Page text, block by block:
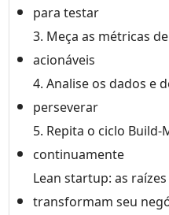
para testar
3. Meça as métricas
acionáveis
4. Analise os dados e
perseverar
5. Repita o ciclo Build-
continuamente
Lean startup: as
transformam seu